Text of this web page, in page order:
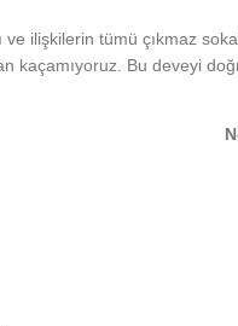
ve ilişkilerin tümü çıkmaz
Bu deveyi